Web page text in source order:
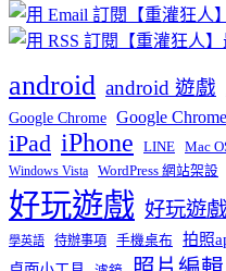
android android 遊戲
Google Chrome Google
iPad iPhone LINE Mac
Windows Vista WordPress 網站架設
好玩遊戲 好玩遊
學英語 待辦事項 手機桌布 拍照